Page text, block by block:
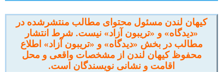
کیهان لندن مسئول محتوای مطالب منتشرشده در
«دیدگاه» و «تریبون آزاد» نیست. شرط انتشار
مطالب در بخش «دیدگاه» و «تریبون آزاد» اطلاع
محفوظ کیهان لندن از مشخصات واقعی و محل
اقامت و نشانی نویسندگان است.